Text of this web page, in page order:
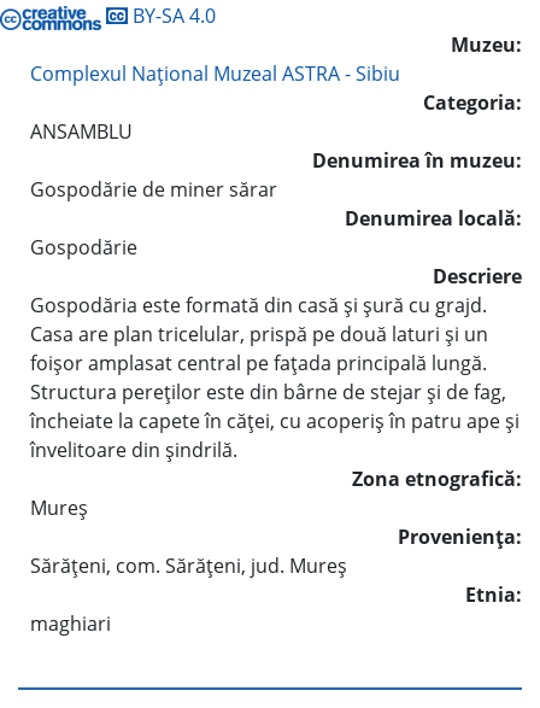
BY-SA 4.0
Muzeu:
Complexul Naţional Muzeal ASTRA - Sibiu
Categoria:
ANSAMBLU
Denumirea în muzeu:
Gospodărie de miner sărar
Denumirea locală:
Gospodărie
Descriere
Gospodăria este formată din casă şi şură cu grajd.
Casa are plan tricelular, prispă pe două laturi şi un
foişor amplasat central pe faţada principală lungă.
Structura pereţilor este din bârne de stejar şi de fag,
încheiate la capete în căţei, cu acoperiş în patru ape şi
învelitoare din şindrilă.
Zona etnografică:
Mureş
Provenienţa:
Sărăţeni, com. Sărăţeni, jud. Mureş
Etnia:
maghiari